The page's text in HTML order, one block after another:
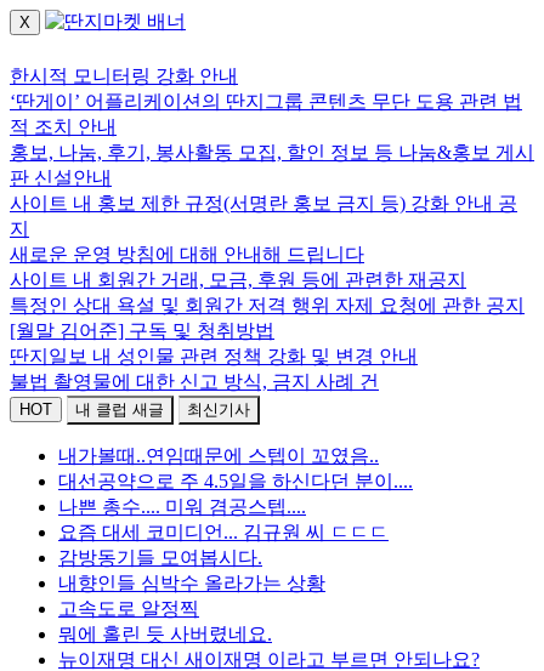
X
한시적 모니터링 강화 안내
‘딴게이’ 어플리케이션의 딴지그룹 콘텐츠 무단 도용 관련 법
적 조치 안내
홍보, 나눔, 후기, 봉사활동 모집, 할인 정보 등 나눔&홍보 게시
판 신설안내
사이트 내 홍보 제한 규정(서명란 홍보 금지 등) 강화 안내 공
지
새로운 운영 방침에 대해 안내해 드립니다
사이트 내 회원간 거래, 모금, 후원 등에 관련한 재공지
특정인 상대 욕설 및 회원간 저격 행위 자제 요청에 관한 공지
[월말 김어준] 구독 및 청취방법
딴지일보 내 성인물 관련 정책 강화 및 변경 안내
불법 촬영물에 대한 신고 방식, 금지 사례 건
HOT 내 클럽 새글 최신기사
내가볼때..연임때문에 스텝이 꼬였음..
대선공약으로 주 4.5일을 하신다던 분이....
나쁜 총수.... 미워 겸공스텝....
요즘 대세 코미디언... 김규원 씨 ㄷㄷㄷ
감방동기들 모여봅시다.
내향인들 심박수 올라가는 상황
고속도로 알정찍
뭐에 홀린 듯 사버렸네요.
뉴이재명 대신 새이재명 이라고 부르면 안되나요?